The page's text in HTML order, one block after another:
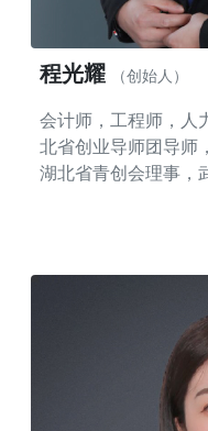
程光耀 （创始人）
会计师，工程师，人
北省创业导师团导师
湖北省青创会理事，